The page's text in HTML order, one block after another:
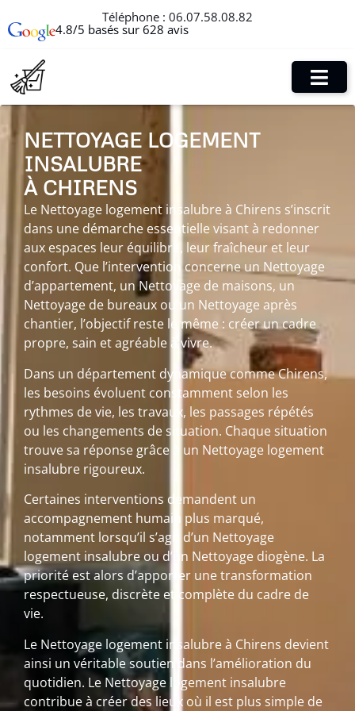
Téléphone : 06.07.58.08.82
4.8/5 basés sur 628 avis
NETTOYAGE LOGEMENT
INSALUBRE
À CHIRENS
Le Nettoyage logement insalubre à Chirens s’inscrit
dans une démarche essentielle visant à redonner
aux espaces leur équilibre, leur fraîcheur et leur
confort. Que l’intervention concerne un Nettoyage
d’appartement, un Nettoyage de maisons, un
Nettoyage de bureaux ou un Nettoyage après
chantier, l’objectif reste le même : créer un cadre
propre, sain et agréable à vivre.
Dans un département dynamique comme Chirens,
les besoins évoluent constamment selon les
rythmes de vie, les travaux, les passages répétés
ou les changements de situation. Chaque situation
trouve sa réponse grâce à un Nettoyage logement
insalubre rigoureux.
Certaines interventions demandent un
accompagnement humain plus marqué,
notamment lorsqu’il s’agit d’un Nettoyage
logement insalubre ou d’un Nettoyage diogène. La
priorité est alors d’apporter une transformation
respectueuse, discrète et complète du cadre de
vie.
Le Nettoyage logement insalubre à Chirens devient
ainsi un véritable soutien dans l’amélioration du
quotidien. Le Nettoyage logement insalubre
contribue à créer des lieux où il est plus simple de